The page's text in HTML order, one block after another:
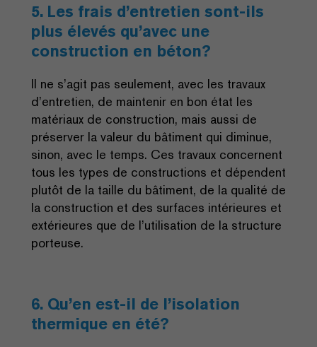
5. Les frais d’entretien sont-ils
plus élevés qu’avec une
construction en béton?
Il ne s’agit pas seulement, avec les travaux
d’entretien, de maintenir en bon état les
matériaux de construction, mais aussi de
préserver la valeur du bâtiment qui diminue,
sinon, avec le temps. Ces travaux concernent
tous les types de constructions et dépendent
plutôt de la taille du bâtiment, de la qualité de
la construction et des surfaces intérieures et
extérieures que de l’utilisation de la structure
porteuse.
6. Qu’en est-il de l’isolation
thermique en été?